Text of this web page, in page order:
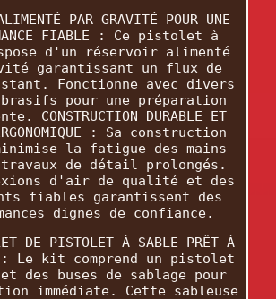
PAR GRAVITÉ POUR UNE
FIABLE : Ce pistolet à
d'un réservoir alimenté
garantissant un flux de
Fonctionne avec divers
pour une préparation
CONSTRUCTION DURABLE ET
: Sa construction
la fatigue des mains
de détail prolongés.
d'air de qualité et des
fiables garantissent des
dignes de confiance.
DE PISTOLET À SABLE PRÊT À
: Le kit comprend un pistolet
des buses de sablage pour
immédiate. Cette sableuse